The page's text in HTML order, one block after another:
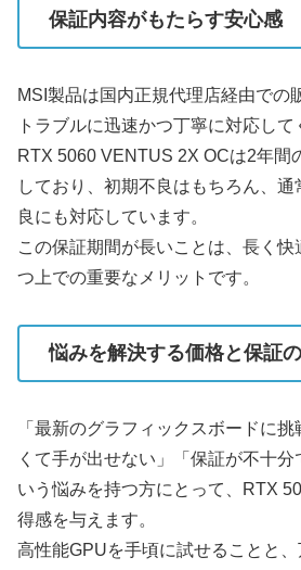
保証内容がもたらす安心感
MSI製品は国内正規代理店経由での
トラブルに迅速かつ丁寧に対応して
RTX 5060 VENTUS 2X OCは2年間
しており、初期不良はもちろん、
良にも対応しています。
この保証期間が長いことは、長く
つ上での重要なメリットです。
悩みを解決する価格と保証
「最新のグラフィックスボードに
くて手が出せない」「保証が不十
いう悩みを持つ方にとって、RTX
得感を与えます。
高性能GPUを手頃に試せることと